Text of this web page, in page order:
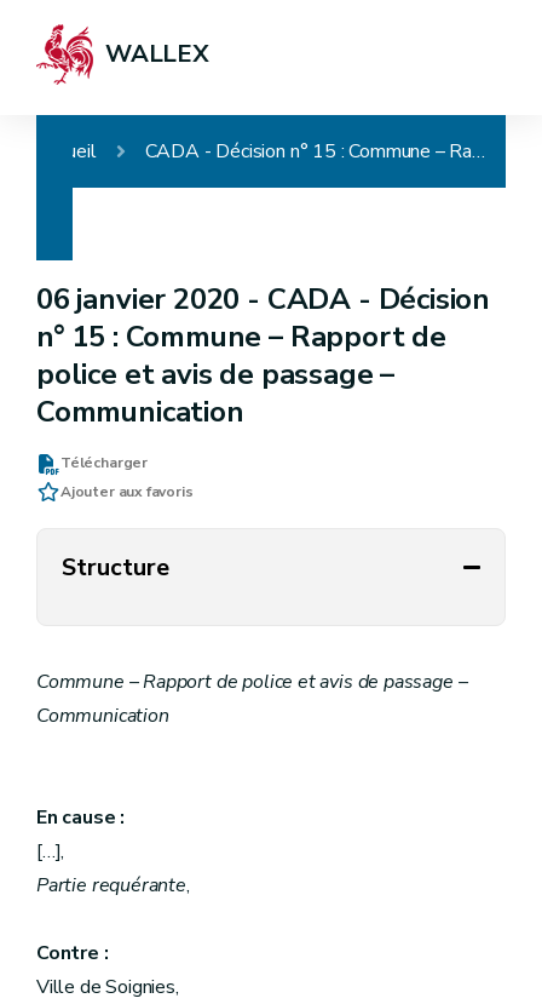
WALLEX
Accueil CADA - Décision n° 15 : Commune – Rapport de police et avis de passage – Communication
06 janvier 2020 - CADA - Décision
n° 15 : Commune – Rapport de
police et avis de passage –
Communication
Télécharger
Ajouter aux favoris
Structure
Commune – Rapport de police et avis de passage –
Communication
En cause :
[…],
Partie requérante,
Contre :
Ville de Soignies,